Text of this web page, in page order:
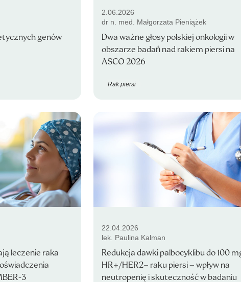
genów
2.06.2026
dr n. med. Małgorzata Pieniążek
Dwa ważne głosy polskiej onkologii w
obszarze badań nad rakiem piersi na
ASCO 2026
Rak piersi
leczenie raka
3
22.04.2026
lek. Paulina Kalman
Redukcja dawki palbocyklibu do 100
HR+/HER2− raku piersi – wpływ na
neutropenię i skuteczność w badaniu